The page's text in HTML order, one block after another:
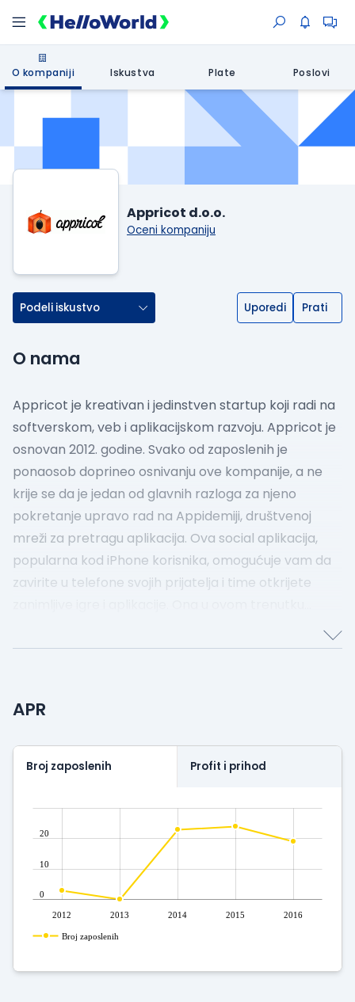
O kompaniji Iskustva Plate Poslovi
Appricot d.o.o.
Oceni kompaniju
Podeli iskustvo Uporedi Prati
O nama
Appricot je kreativan i jedinstven startup koji radi na
softverskom, veb i aplikacijskom razvoju. Appricot je
osnovan 2012. godine. Svako od zaposlenih je
ponaosob doprineo osnivanju ove kompanije, a ne
krije se da je jedan od glavnih razloga za njeno
pokretanje upravo rad na Appidemiji, društvenoj
mreži za pretragu aplikacija. Ova social aplikacija,
popularna kod iPhone korisnika, omogućuje vam da
zavirite u telefone svojih prijatelja i time otkrijete
kažu, ne ustručavaju se od pokretanja drugih
APR
Broj zaposlenih Profit i prihod
2012 2013 2014 2015 2016
0
10
20
Broj zaposlenih